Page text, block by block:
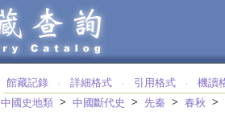
館藏記錄 ‧ 詳細格式 ‧ 引用格式 ‧
機讀
中國史地類 > 中國斷代史 > 先秦 > 春秋 >